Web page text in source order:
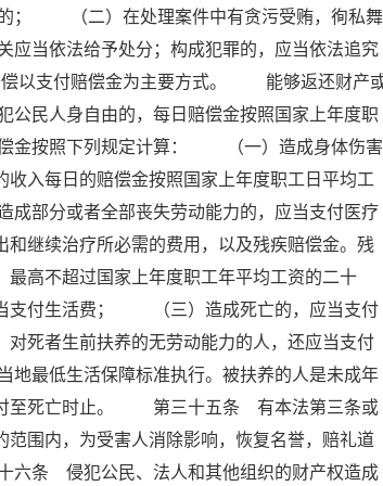
； （二）在处理案件中有贪污受贿，徇私舞
当依法给予处分；构成犯罪的，应当依法追究
以支付赔偿金为主要方式。 能够返还财产
人身自由的，每日赔偿金按照国家上年度职
金按照下列规定计算： （一）造成身体伤害
入每日的赔偿金按照国家上年度职工日平均工
部分或者全部丧失劳动能力的，应当支付医疗
继续治疗所必需的费用，以及残疾赔偿金。残
高不超过国家上年度职工年平均工资的二十
当支付生活费； （三）造成死亡的，应当支付
死者生前扶养的无劳动能力的人，还应当支付
最低生活保障标准执行。被扶养的人是未成年
付至死亡时止。 第三十五条 有本法第三条或
围内，为受害人消除影响，恢复名誉，赔礼道
条 侵犯公民、法人和其他组织的财产权造成